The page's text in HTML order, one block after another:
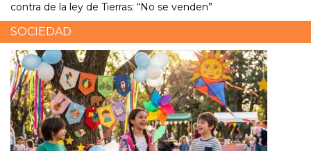
contra de la ley de Tierras: “No se venden”
SOCIEDAD